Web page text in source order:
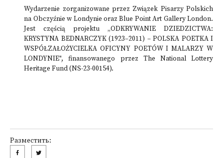
Wydarzenie zorganizowane przez Związek Pisarzy Polskich
na Obczyźnie w Londynie oraz Blue Point Art Gallery London.
Jest częścią projektu „ODKRYWANIE DZIEDZICTWA:
KRYSTYNA BEDNARCZYK (1923–2011) – POLSKA POETKA I
WSPÓŁZAŁOŻYCIELKA OFICYNY POETÓW I MALARZY W
LONDYNIE", finansowanego przez The National Lottery
Heritage Fund (NS-23-00154).
Разместить: